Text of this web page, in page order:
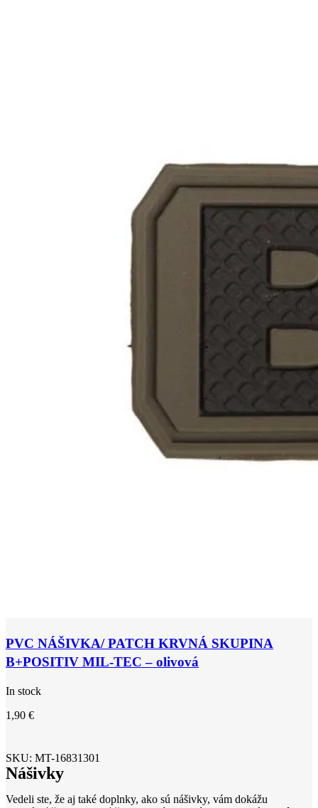
PVC NÁŠIVKA/ PATCH KRVNÁ SKUPINA
B+POSITIV MIL-TEC – olivová
In stock
1,90 €
SKU: MT-16831301
Nášivky
Vedeli ste, že aj také doplnky, ako sú nášivky, vám dokážu